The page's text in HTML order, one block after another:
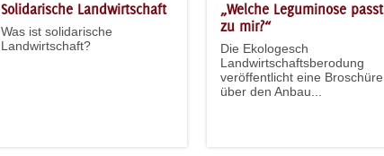
Solidarische Landwirtschaft
Was ist solidarische
Landwirtschaft?
„Welche Leguminose passt
zu mir?“
Die Ekologesch
Landwirtschaftsberodung
veröffentlicht eine Broschüre
über den Anbau...